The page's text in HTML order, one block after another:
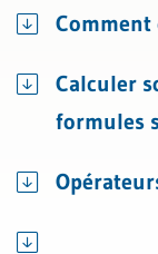
Comment
Calculer
formules